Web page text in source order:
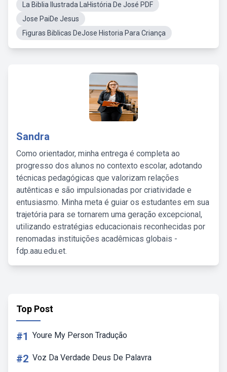
La Biblia Ilustrada LaHistória De José PDF
Jose PaiDe Jesus
Figuras Biblicas DeJose Historia Para Criança
Sandra
Como orientador, minha entrega é completa ao
progresso dos alunos no contexto escolar, adotando
técnicas pedagógicas que valorizam relações
autênticas e são impulsionadas por criatividade e
entusiasmo. Minha meta é guiar os estudantes em sua
trajetória para se tornarem uma geração excepcional,
utilizando estratégias educacionais reconhecidas por
renomadas instituições acadêmicas globais -
fdp.aau.edu.et.
Top Post
#1 Youre My Person Tradução
#2 Voz Da Verdade Deus De Palavra